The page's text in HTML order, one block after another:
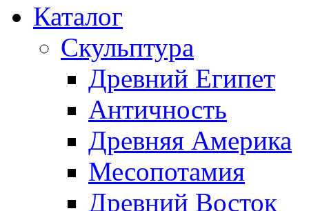
Каталог
Скульптура
Древний Египет
Античность
Древняя Америка
Месопотамия
Древний Восток